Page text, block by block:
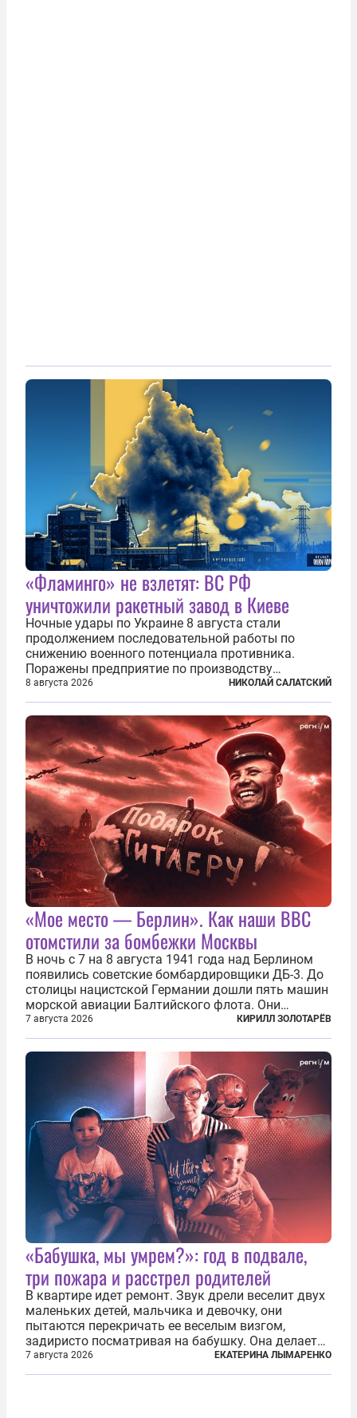
«Фламинго» не взлетят: ВС РФ
уничтожили ракетный завод в Киеве
Ночные удары по Украине 8 августа стали
продолжением последовательной работы по
снижению военного потенциала противника.
Поражены предприятие по производству
крылатых ракет, крупный склад топлива и два
сухогруза с военными грузами. Дополнительно
нанесены удары по объектам в ряде городов. В
Киеве...
8 августа 2026 НИКОЛАЙ САЛАТСКИЙ
«Мое место — Берлин». Как наши ВВС
отомстили за бомбежки Москвы
В ночь с 7 на 8 августа 1941 года над Берлином
появились советские бомбардировщики ДБ-3. До
столицы нацистской Германии дошли пять машин
морской авиации Балтийского флота. Они
сбросили бомбы на город, который в тот момент
жил в полной уверенности, что война идет где-то
далеко на востоке, Красная...
7 августа 2026 КИРИЛЛ ЗОЛОТАРЁВ
«Бабушка, мы умрем?»: год в подвале,
три пожара и расстрел родителей
В квартире идет ремонт. Звук дрели веселит двух
маленьких детей, мальчика и девочку, они
пытаются перекричать ее веселым визгом,
задиристо посматривая на бабушку. Она делает
им замечание, но внуки чувствуют, что она
сердится невсерьез. И это правда: дрель, конечно,
7 августа 2026 ЕКАТЕРИНА ЛЫМАРЕНКО